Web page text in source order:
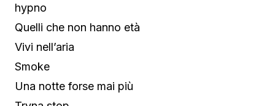
hypno
Quelli che non hanno età
Vivi nell’aria
Smoke
Una notte forse mai più